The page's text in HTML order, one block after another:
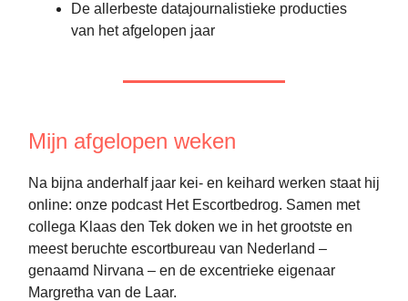
De allerbeste datajournalistieke producties
van het afgelopen jaar
Mijn afgelopen weken
Na bijna anderhalf jaar kei- en keihard werken staat hij
online: onze podcast Het Escortbedrog. Samen met
collega Klaas den Tek doken we in het grootste en
meest beruchte escortbureau van Nederland –
genaamd Nirvana – en de excentrieke eigenaar
Margretha van de Laar.